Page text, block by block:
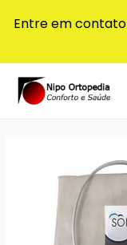
Entre em